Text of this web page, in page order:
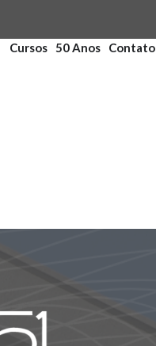
Cursos 50 Anos Contato